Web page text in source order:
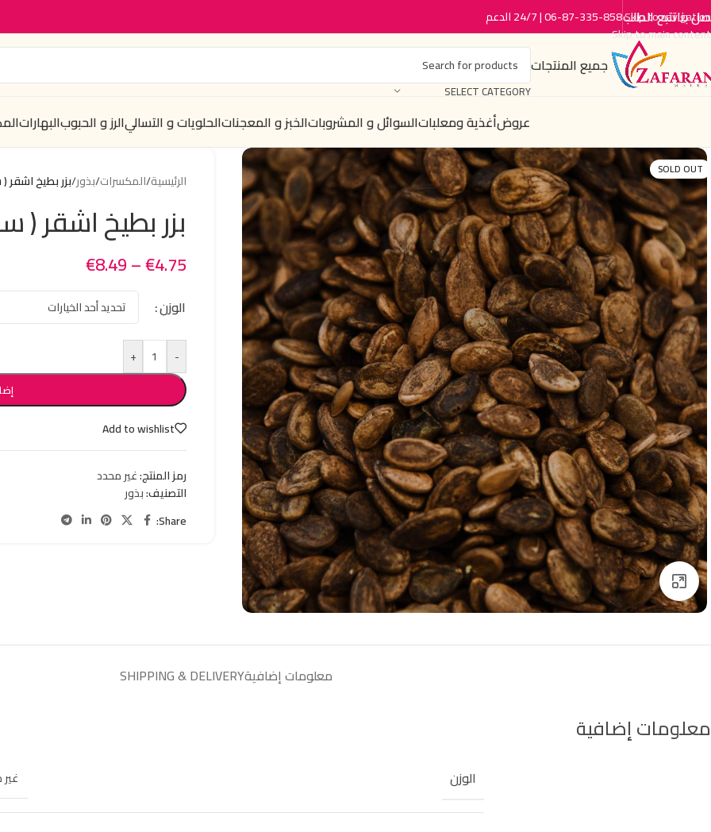
Skip to navigation
Skip to main content
بناتتبع الطلب06-87-335-858 | 24/7 الدعم
جميع المنتجات
SELECT CATEGORY
عروضأغذية ومعلباتالسوائل و المشروباتالخبز و المعجناتالحلويات و التساليالرز و الحبوبالبهارات
SOLD OUT
Click to enlarge
الرئيسية/المكسرات/بذور/بزر بطيخ
بزر بطيخ اشقر (
€4.75
–
€8.49
الوزن
-
+
Add to wishlist
رمز المنتج:غير محدد
التصنيف:بذور
Share:
معلومات إضافيةSHIPPING & DELIVERY
معلومات إضافية
الوزن